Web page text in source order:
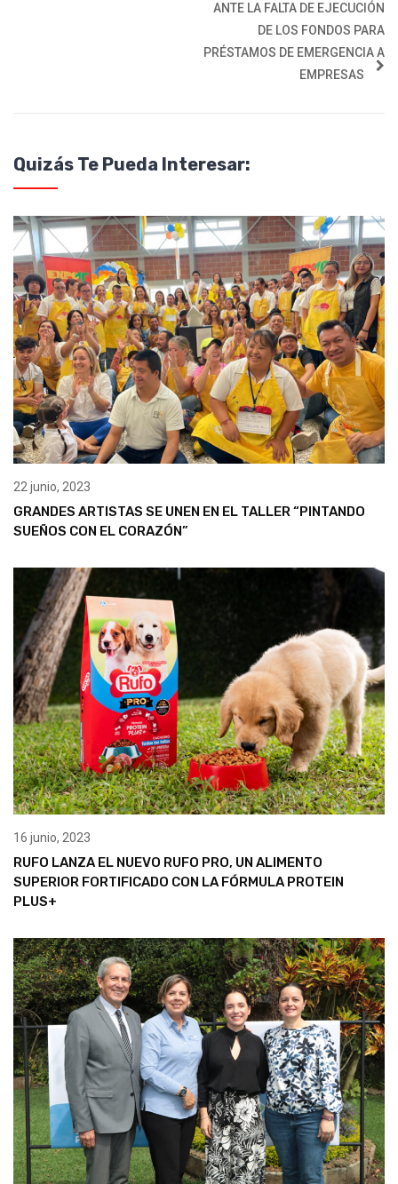
ANTE LA FALTA DE EJECUCIÓN
DE LOS FONDOS PARA
PRÉSTAMOS DE EMERGENCIA A
EMPRESAS
Quizás Te Pueda Interesar:
22 junio, 2023
GRANDES ARTISTAS SE UNEN EN EL TALLER “PINTANDO
SUEÑOS CON EL CORAZÓN”
16 junio, 2023
RUFO LANZA EL NUEVO RUFO PRO, UN ALIMENTO
SUPERIOR FORTIFICADO CON LA FÓRMULA PROTEIN
PLUS+